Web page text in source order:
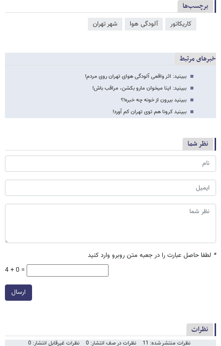
برچسب‌ها
کاریکاتور آلودگی هوا شهر تهران
خبرهای مرتبط
ببینید: اثر واقعی آلودگی هوای تهران روی مردم!
ببینید: اینا میخوان مارو بکشن، مراقب باش!
ببینید بیرون از خونه چه خبره!؟
ببینید کرونا هم توی تهران کم آورد!
نظر شما
* لطفا حاصل عبارت را در جعبه متن روبرو وارد کنید
4 + 0 =
ارسال
نظرات
نظرات منتشر شده: 11 نظرات در صف انتشار: 0 نظرات غیرقابل انتشار: 0